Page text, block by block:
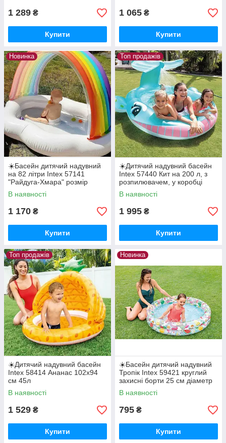
1 289 ₴
Купити
1 065 ₴
Купити
Новинка
☀️Басейн дитячий надувний
на 82 літри Intex 57141
"Райдуга-Хмара" розмір
142х119х84см
В наявності
1 170 ₴
Купити
Топ продажів
☀️Дитячий надувний басейн
Intex 57440 Кит на 200 л, з
розпилювачем, у коробці
В наявності
1 995 ₴
Купити
Топ продажів
☀️Дитячий надувний басейн
Intex 58414 Ананас 102х94
см 45л
В наявності
1 529 ₴
Купити
Новинка
☀️Басейн дитячий надувний
Тропік Intex 59421 круглий
захисні борти 25 см діаметр
122 см 114 л для дітей
В наявності
795 ₴
Купити